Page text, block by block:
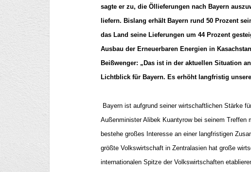
sagte er zu, die Öllieferungen nach Bayern
liefern. Bislang erhält Bayern rund 50 Prozent
das Land seine Lieferungen um 44 Prozent
Ausbau der Erneuerbaren Energien in
Beißwenger: „Das ist in der aktuellen Situation
Lichtblick für Bayern. Es erhöht langfristig
Bayern ist aufgrund seiner wirtschaftlichen Stärke
Außenminister Alibek Kuantyrow bei seinem
bestehe großes Interesse an einer langfristigen
größte Volkswirtschaft in Zentralasien hat große
internationalen Spitze der Volkswirtschaften